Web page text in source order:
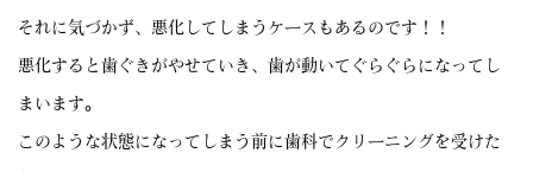
それに気づかず、悪化してしまうケースもあるのです！！
悪化すると歯ぐきがやせていき、歯が動いてぐらぐらになってし
まいます。
このような状態になってしまう前に歯科でクリーニングを受けた